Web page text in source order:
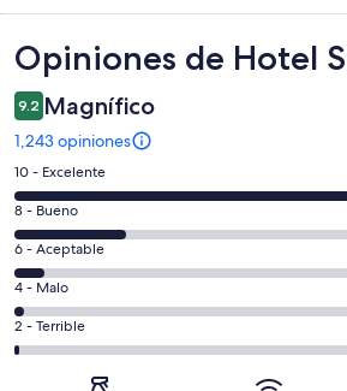
Opiniones
Opiniones de Hotel
9.2 Magnífico
1,243 opiniones
Puntuación
de
10,
es
decir,
Excelente.
Basada
en
10 - Excelente
Puntuación
de
8,
es
decir,
Bueno.
8 - Bueno
Puntuación
de
6,
es
decir,
Aceptable.
6 - Aceptable
Puntuación
de
4,
4 - Malo
Puntuación
de
2 - Terrible